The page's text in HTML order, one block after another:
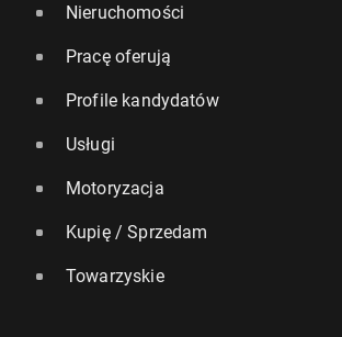
Nieruchomości
Pracę oferują
Profile kandydatów
Usługi
Motoryzacja
Kupię / Sprzedam
Towarzyskie